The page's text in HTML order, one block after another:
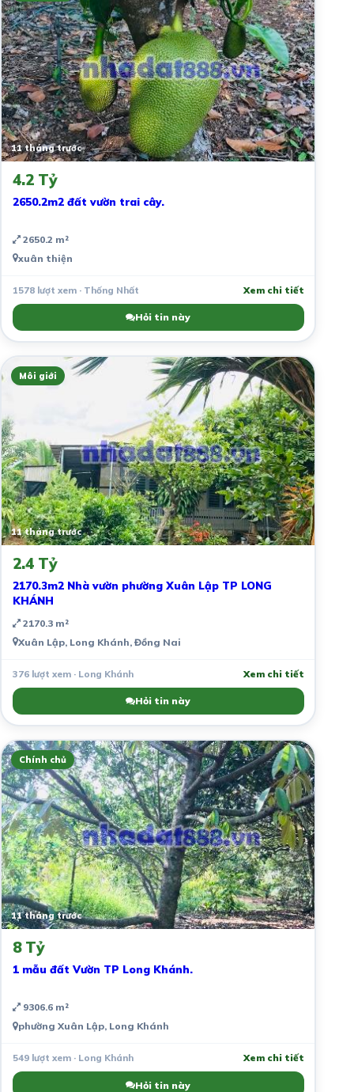
11 tháng trước
4.2 Tỷ
2650.2m2 đất vườn trai cây.
2650.2 m²
xuân thiện
1578 lượt xem · Thống Nhất Xem chi tiết
Hỏi tin này
Môi giới
11 tháng trước
2.4 Tỷ
2170.3m2 Nhà vườn phường Xuân Lập TP LONG
KHÁNH
2170.3 m²
Xuân Lập, Long Khánh, Đồng Nai
376 lượt xem · Long Khánh Xem chi tiết
Hỏi tin này
Chính chủ
11 tháng trước
8 Tỷ
1 mẫu đất Vườn TP Long Khánh.
9306.6 m²
phường Xuân Lập, Long Khánh
549 lượt xem · Long Khánh Xem chi tiết
Hỏi tin này